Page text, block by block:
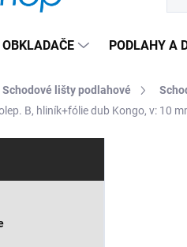
PODLAHY A
Schodové lišty podlahové
B, hliník+fólie dub Kongo, v: 10